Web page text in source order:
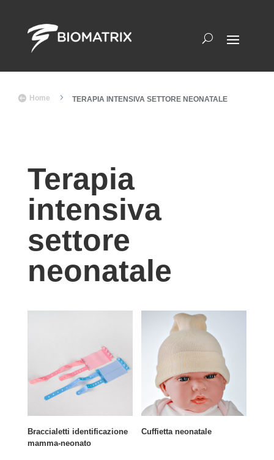
 Home 5 TERAPIA INTENSIVA SETTORE NEONATALE
Terapia
intensiva
settore
neonatale
Braccialetti identificazione
mamma-neonato
Cuffietta neonatale